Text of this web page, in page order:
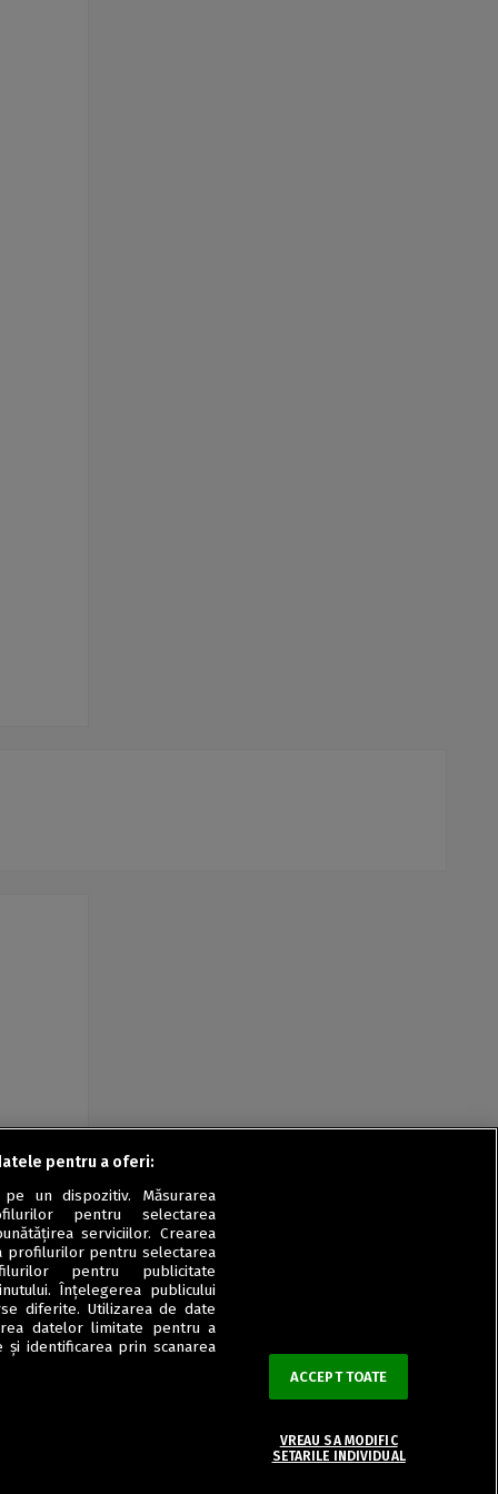
pentru a oferi:
un dispozitiv. Măsurarea
pentru selectarea
serviciilor. Crearea
profilurilor pentru selectarea
pentru publicitate
Înțelegerea publicului
diferite. Utilizarea de date
datelor limitate pentru a
și identificarea prin scanarea
ACCEPT TOATE
VREAU SA MODIFIC
SETARILE INDIVIDUAL